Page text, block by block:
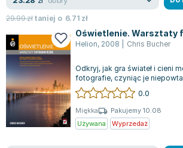
29.99złtaniej o 6.71 zł
Oświetlenie. Warsztaty
Helion, 2008 Chris Bucher
Odkryj, jak gra świateł i cieni
fotografie, czyniąc je
Zastanawiasz się, które
0.0
Miękka
Pakujemy 10.08
Używana
Wyprzedaż